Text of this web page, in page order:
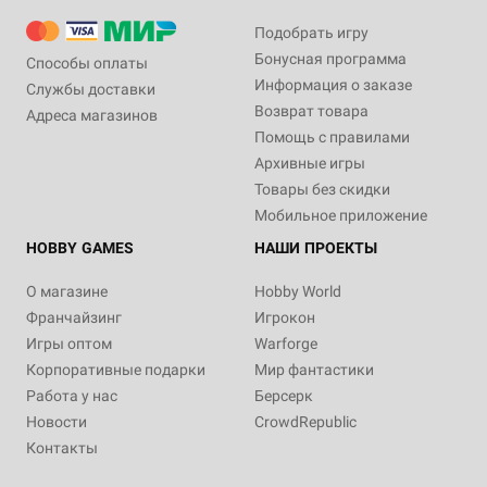
Способы оплаты
Службы доставки
Адреса магазинов
Подобрать игру
Бонусная программа
Информация о заказе
Возврат товара
Помощь с правилами
Архивные игры
Товары без скидки
Мобильное приложение
HOBBY GAMES
О магазине
Франчайзинг
Игры оптом
Корпоративные подарки
Работа у нас
Новости
Контакты
НАШИ ПРОЕКТЫ
Hobby World
Игрокон
Warforge
Мир фантастики
Берсерк
CrowdRepublic